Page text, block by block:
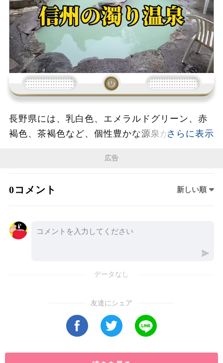
読み込み中...
長野県には、乳白色、エメラルドグリーン、赤
褐色、茶褐色など、個性豊かな源泉かけ流しの
を続けてきた私が特におすすめしたい日帰り温
渓谷の奥にある七味温泉です。硫黄の香りが漂
呂は、何度訪れても感動する魅力があります。
湯の花が舞う浴槽では、自然に包まれながら贅
沢な時間を過ごせます。また、松代温泉では濃
みや、天狗温泉の真っ赤に染まる鉄泉も、長野
ならではの特別な体験です。
広告
0コメント 新しい順
データなし
友達にシェア